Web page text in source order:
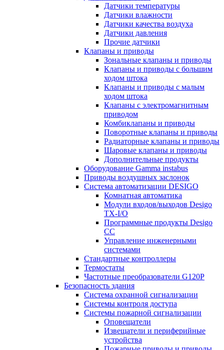
Датчики температуры
Датчики влажности
Датчики качества воздуха
Датчики давления
Прочие датчики
Клапаны и приводы
Зональные клапаны и приводы
Клапаны и приводы с большим
ходом штока
Клапаны и приводы с малым
ходом штока
Клапаны с электромагнитным
приводом
Комбиклапаны и приводы
Поворотные клапаны и приводы
Радиаторные клапаны и приводы
Шаровые клапаны и приводы
Дополнительные продукты
Оборудование Gamma instabus
Приводы воздушных заслонок
Система автоматизации DESIGO
Комнатная автоматика
Модули входов/выходов Desigo
TX-I/O
Программные продукты Desigo
CC
Управление инженерными
системами
Стандартные контроллеры
Термостаты
Частотные преобразователи G120P
Безопасность здания
Система охранной сигнализации
Системы контроля доступа
Системы пожарной сигнализации
Оповещатели
Извещатели и периферийные
устройства